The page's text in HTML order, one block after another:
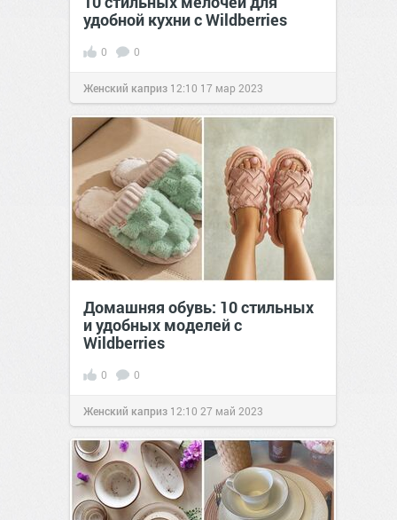
удобной кухни с Wildberries
0 0
Женский каприз 12:10 17 мар 2023
Домашняя обувь: 10 стильных
и удобных моделей с
Wildberries
0 0
Женский каприз 12:10 27 май 2023